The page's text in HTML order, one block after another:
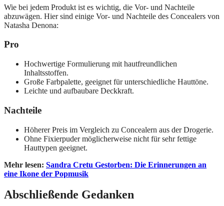
Wie bei jedem Produkt ist es wichtig, die Vor- und Nachteile
abzuwägen. Hier sind einige Vor- und Nachteile des Concealers von
Natasha Denona:
Pro
Hochwertige Formulierung mit hautfreundlichen
Inhaltsstoffen.
Große Farbpalette, geeignet für unterschiedliche Hauttöne.
Leichte und aufbaubare Deckkraft.
Nachteile
Höherer Preis im Vergleich zu Concealern aus der Drogerie.
Ohne Fixierpuder möglicherweise nicht für sehr fettige
Hauttypen geeignet.
Mehr lesen: Sandra Cretu Gestorben: Die Erinnerungen an
eine Ikone der Popmusik
Abschließende Gedanken